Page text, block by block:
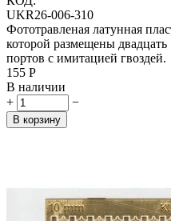
UKR26-006-310
Фототравленая латунная
которой размещены
портов с имитацией гвоздей.
‍155‍ Р
В наличии
+
−
В корзину